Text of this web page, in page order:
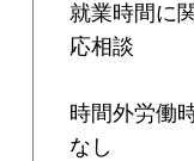
就業時間に
応相談
時間外労働
なし